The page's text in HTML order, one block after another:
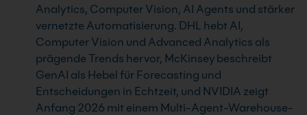
Analytics, Computer Vision, AI Agents und stärker
vernetzte Automatisierung. DHL hebt AI,
Computer Vision und Advanced Analytics als
prägende Trends hervor, McKinsey beschreibt
GenAI als Hebel für Forecasting und
Entscheidungen in Echtzeit, und NVIDIA zeigt
Anfang 2026 mit einem Multi-Agent-Warehouse-